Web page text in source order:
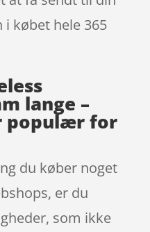
i købet hele 365
lange –
populær for
du køber noget
er du
som ikke